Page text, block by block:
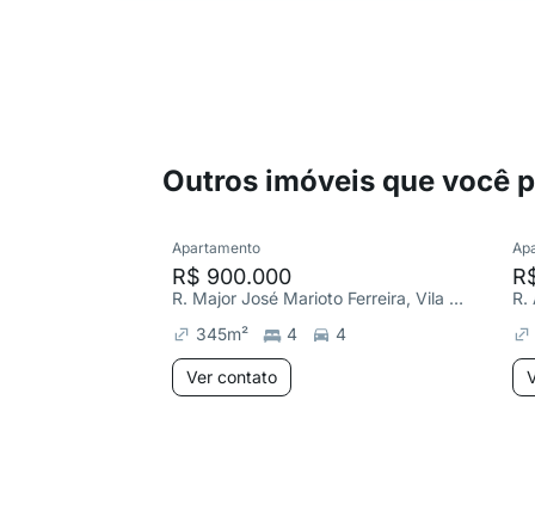
Outros imóveis que você
Apartamento
R$ 900.000
R. Major José Marioto Ferreira, Vila Sônia
345m² 4 4
Ver contato
R.